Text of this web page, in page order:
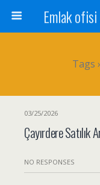
Tags
03/25/2026
Çayırdere Satılık
NO RESPONSES